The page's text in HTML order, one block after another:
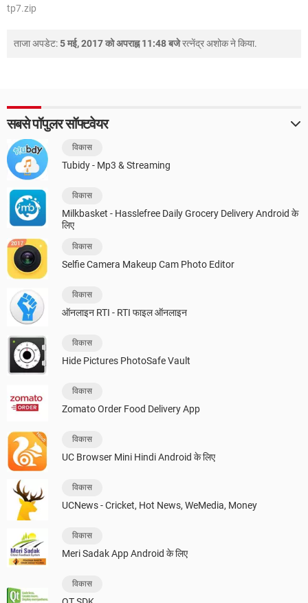
tp7.zip
ताजा अपडेट:5 मई, 2017 को अपराह्न 11:48 बजेरत्नेंद्र अशोकने किया.
सबसे पॉपुलर सॉफ्टवेयर
विकास
Tubidy - Mp3 & Streaming
विकास
Milkbasket - Hasslefree Daily Grocery Delivery Android के
लिए
विकास
Selfie Camera Makeup Cam Photo Editor
विकास
ऑनलाइन RTI - RTI फाइल ऑनलाइन
विकास
Hide Pictures PhotoSafe Vault
विकास
Zomato Order Food Delivery App
विकास
UC Browser Mini Hindi Android के लिए
विकास
UCNews - Cricket, Hot News, WeMedia, Money
विकास
Meri Sadak App Android के लिए
विकास